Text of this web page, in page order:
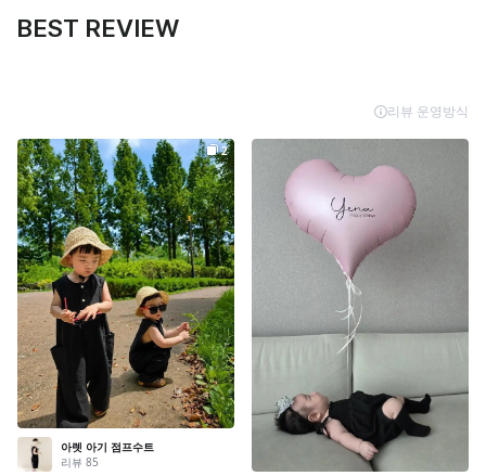
BEST REVIEW